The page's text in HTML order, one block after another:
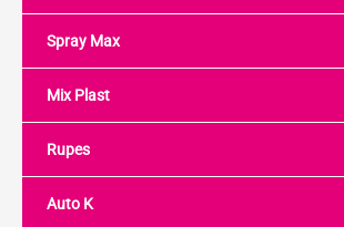
Spray Max
Mix Plast
Rupes
Auto K